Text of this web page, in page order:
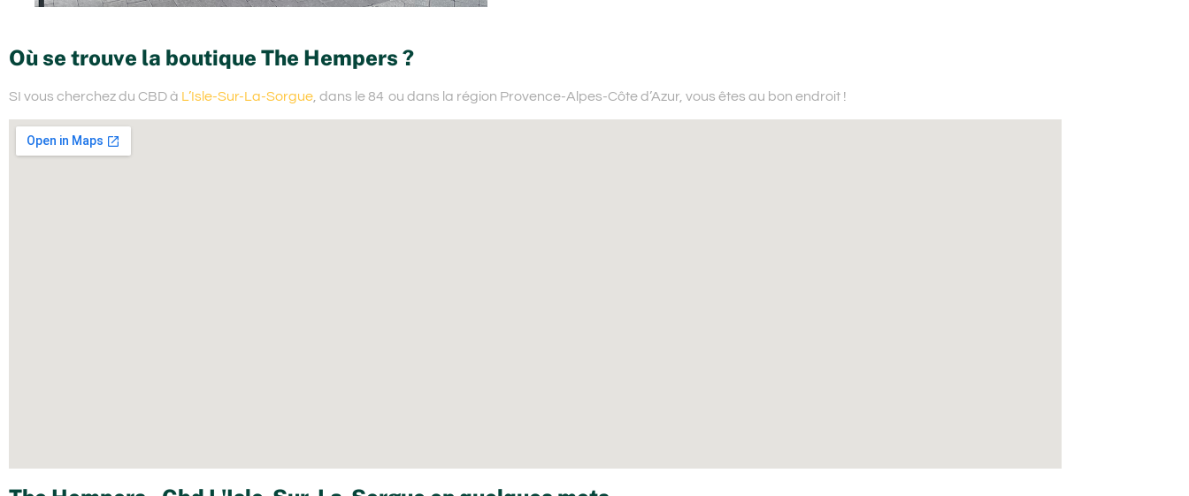
Où se trouve la boutique The Hempers ?
SI vous cherchez du CBD à L’Isle-Sur-La-Sorgue , dans le 84 ou dans la région Provence-Alpes-Côte d’Azur, vous êtes au bon endroit !